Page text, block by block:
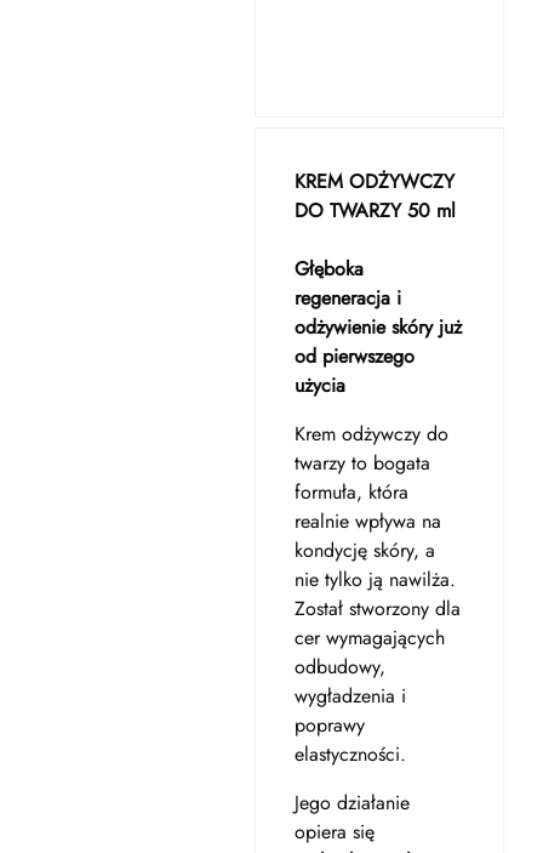
KREM ODŻYWCZY
DO TWARZY 50 ml
Głęboka
regeneracja i
odżywienie skóry już
od pierwszego
użycia
Krem odżywczy do
twarzy to bogata
formuła, która
realnie wpływa na
kondycję skóry, a
nie tylko ją nawilża.
Został stworzony dla
cer wymagających
odbudowy,
wygładzenia i
poprawy
elastyczności.
Jego działanie
opiera się